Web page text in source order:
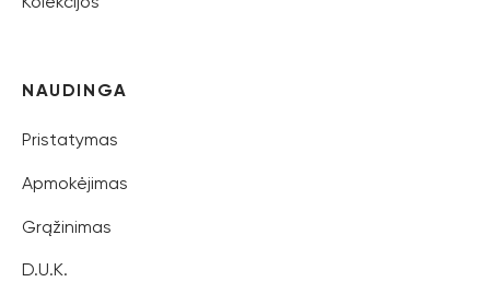
NAUDINGA
Pristatymas
Apmokėjimas
Grąžinimas
D.U.K.